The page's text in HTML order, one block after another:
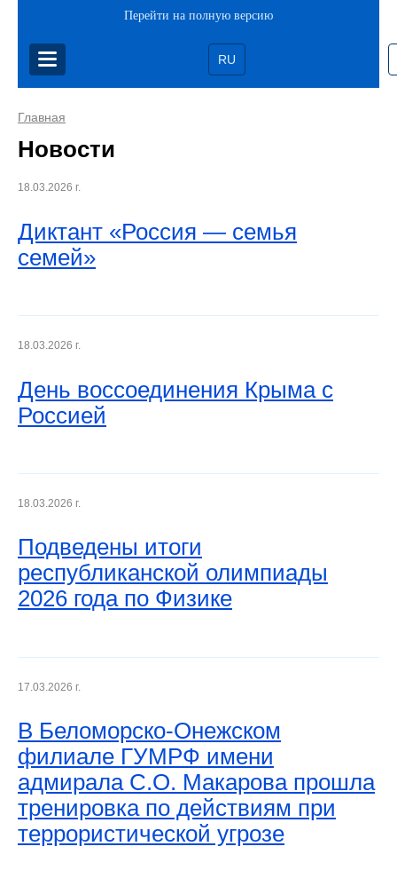
Перейти на полную версию
RU
Главная
Новости
18.03.2026 г.
Диктант «Россия — семья
семей»
18.03.2026 г.
День воссоединения Крыма с
Россией
18.03.2026 г.
Подведены итоги
республиканской олимпиады
2026 года по Физике
17.03.2026 г.
В Беломорско-Онежском
филиале ГУМРФ имени
адмирала С.О. Макарова прошла
тренировка по действиям при
террористической угрозе